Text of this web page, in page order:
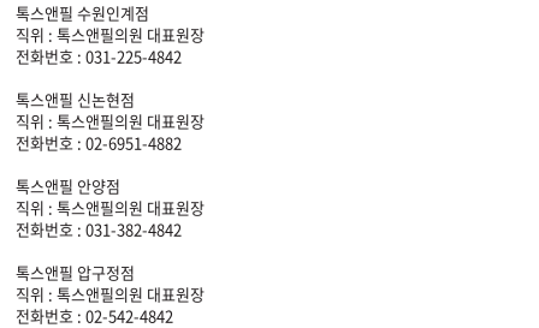
톡스앤필 수원인계점
직위 : 톡스앤필의원 대표원장
전화번호 : 031-225-4842
톡스앤필 신논현점
직위 : 톡스앤필의원 대표원장
전화번호 : 02-6951-4882
톡스앤필 안양점
직위 : 톡스앤필의원 대표원장
전화번호 : 031-382-4842
톡스앤필 압구정점
직위 : 톡스앤필의원 대표원장
전화번호 : 02-542-4842